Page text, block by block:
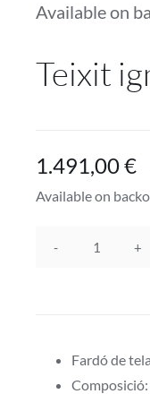
Available on
Teixit
1.491,00€
Available on
Teixit
Fardó de